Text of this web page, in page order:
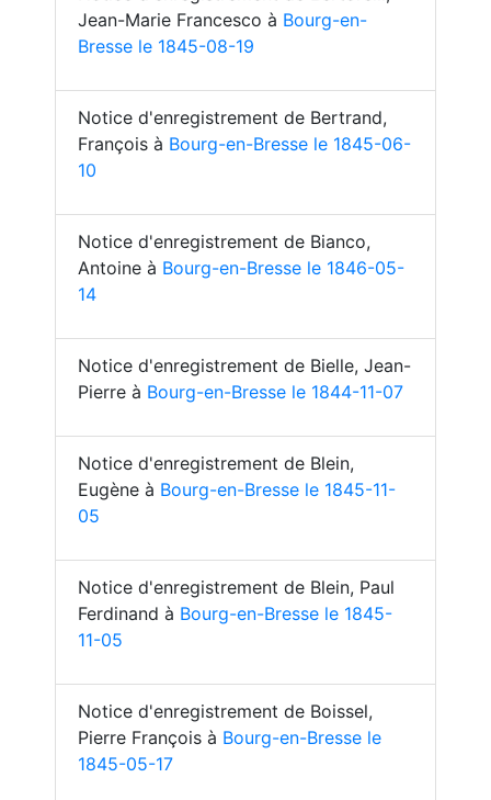
Jean-Marie Francesco à Bourg-en-
Bresse le 1845-08-19
Notice d'enregistrement de Bertrand,
François à Bourg-en-Bresse le 1845-06-
10
Notice d'enregistrement de Bianco,
Antoine à Bourg-en-Bresse le 1846-05-
14
Notice d'enregistrement de Bielle, Jean-
Pierre à Bourg-en-Bresse le 1844-11-07
Notice d'enregistrement de Blein,
Eugène à Bourg-en-Bresse le 1845-11-
05
Notice d'enregistrement de Blein, Paul
Ferdinand à Bourg-en-Bresse le 1845-
11-05
Notice d'enregistrement de Boissel,
Pierre François à Bourg-en-Bresse le
1845-05-17